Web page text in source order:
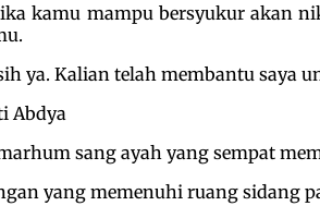
kamu mampu bersyukur akan
ya. Kalian telah membantu saya
Abdya
sang ayah yang sempat
yang memenuhi ruang sidang